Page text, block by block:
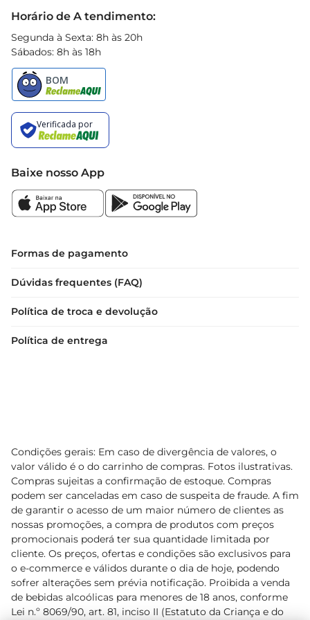
Horário de A tendimento:
Segunda à Sexta: 8h às 20h
Sábados: 8h às 18h
Baixe nosso App
Formas de pagamento
Dúvidas frequentes (FAQ)
Política de troca e devolução
Política de entrega
Condições gerais: Em caso de divergência de valores, o
valor válido é o do carrinho de compras. Fotos ilustrativas.
Compras sujeitas a confirmação de estoque. Compras
podem ser canceladas em caso de suspeita de fraude. A fim
de garantir o acesso de um maior número de clientes as
nossas promoções, a compra de produtos com preços
promocionais poderá ter sua quantidade limitada por
cliente. Os preços, ofertas e condições são exclusivos para
o e-commerce e válidos durante o dia de hoje, podendo
sofrer alterações sem prévia notificação. Proibida a venda
de bebidas alcoólicas para menores de 18 anos, conforme
Lei n.º 8069/90, art. 81, inciso II (Estatuto da Criança e do